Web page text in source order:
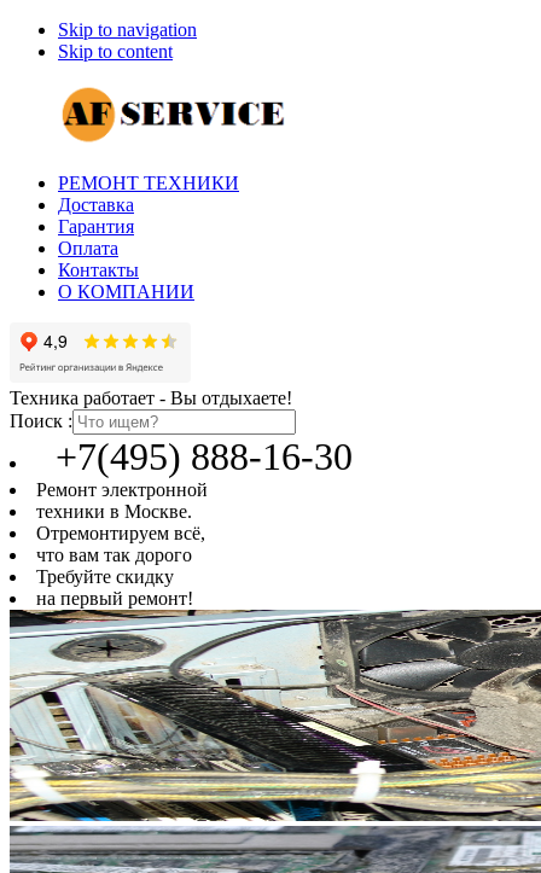
Skip to navigation
Skip to content
РЕМОНТ ТЕХНИКИ
Доставка
Гарантия
Оплата
Контакты
О КОМПАНИИ
Техника работает - Вы отдыхаете!
Поиск :
+7(495) 888-16-30
Ремонт электронной
техники в Москве.
Отремонтируем всё,
что вам так дорого
Требуйте скидку
на первый ремонт!